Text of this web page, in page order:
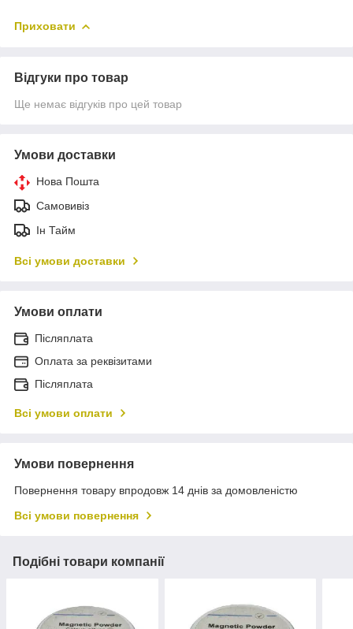
Приховати
Відгуки про товар
Ще немає відгуків про цей товар
Умови доставки
Нова Пошта
Самовивіз
Ін Тайм
Всі умови доставки
Умови оплати
Післяплата
Оплата за реквізитами
Післяплата
Всі умови оплати
Умови повернення
Повернення товару впродовж 14 днів за домовленістю
Всі умови повернення
Подібні товари компанії